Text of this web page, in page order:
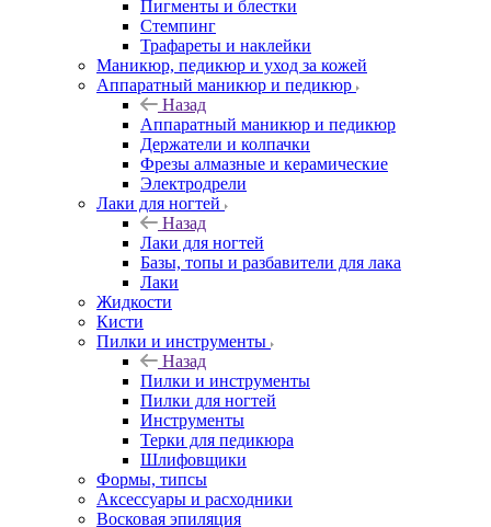
Пигменты и блестки
Стемпинг
Трафареты и наклейки
Маникюр, педикюр и уход за кожей
Аппаратный маникюр и педикюр
Назад
Аппаратный маникюр и педикюр
Держатели и колпачки
Фрезы алмазные и керамические
Электродрели
Лаки для ногтей
Назад
Лаки для ногтей
Базы, топы и разбавители для лака
Лаки
Жидкости
Кисти
Пилки и инструменты
Назад
Пилки и инструменты
Пилки для ногтей
Инструменты
Терки для педикюра
Шлифовщики
Формы, типсы
Аксессуары и расходники
Восковая эпиляция